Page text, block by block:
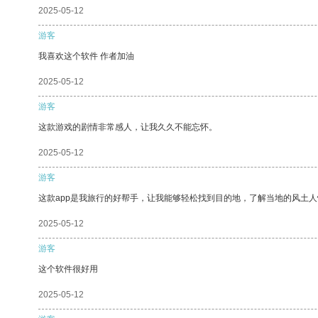
2025-05-12
游客
我喜欢这个软件 作者加油
2025-05-12
游客
这款游戏的剧情非常感人，让我久久不能忘怀。
2025-05-12
游客
这款app是我旅行的好帮手，让我能够轻松找到目的地，了解当地的风土
2025-05-12
游客
这个软件很好用
2025-05-12